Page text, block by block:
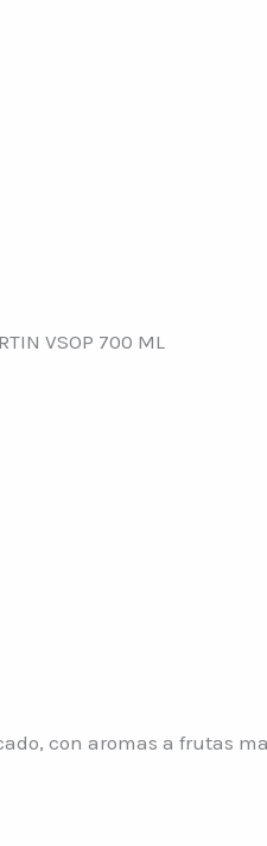
VSOP 700 ML
con aromas a frutas